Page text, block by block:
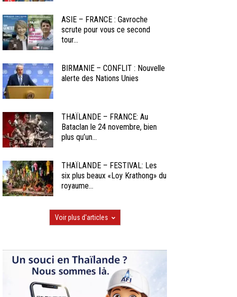
ASIE – FRANCE : Gavroche
scrute pour vous ce second
tour...
BIRMANIE – CONFLIT : Nouvelle
alerte des Nations Unies
THAÏLANDE – FRANCE: Au
Bataclan le 24 novembre, bien
plus qu’un...
THAÏLANDE – FESTIVAL: Les
six plus beaux «Loy Krathong» du
royaume...
Voir plus d'articles